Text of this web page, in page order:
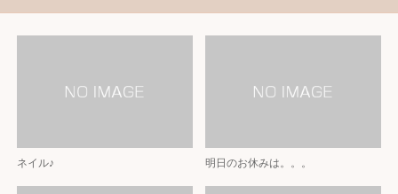
ネイル♪ 明日のお休みは。。。